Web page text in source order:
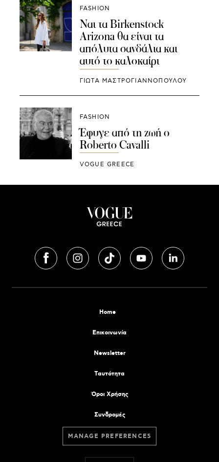
FASHION
Ναι τα Birkenstock
Arizona θα είναι τα
απόλυτα σανδάλια και
αυτό το καλοκαίρι
ΓΙΩΤΑ ΜΑΣΤΡΟΓΙΑΝΝΟΠΟΥΛΟΥ
FASHION
Έφυγε από τη ζωή ο
Roberto Cavalli
VOGUE GREECE
Home
Επικοινωνία
Newsletter
Tαυτότητα
Όροι Χρήσης
Συνδρομές
MANAGE PREFERENCES